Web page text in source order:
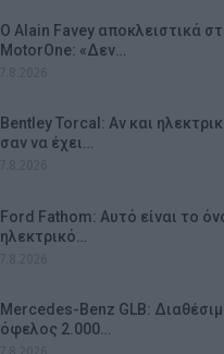
Ο Alain Favey αποκλειστικά
MotorOne: «Δεν…
Bentley Torcal: Αν και
σαν να έχει…
Ford Fathom: Αυτό είναι το
ηλεκτρικό…
Mercedes-Benz GLB:
όφελος 2.000…